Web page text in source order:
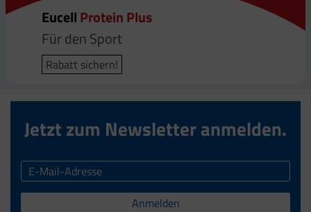
EucellProtein Plus
Für den Sport
Rabatt sichern!
EucellMagnesium-, Kaliumcitrat Plus
Energie | Herz | Muskeln
Rabatt sichern!
EucellTendo
Für die Sehnen
Rabatt sichern!
EucellQ10 Plus
Für den Energiestoffwechsel
Rabatt sichern!
Jetzt zum Newsletter anmelden.
Anmelden